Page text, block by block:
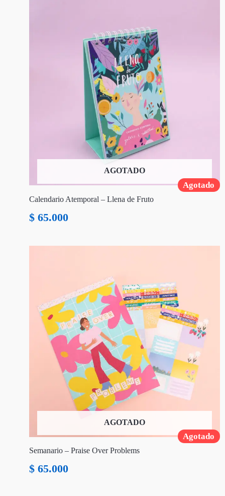
Agotado
AGOTADO
Calendario Atemporal – Llena de Fruto
$ 65.000
Agotado
AGOTADO
Semanario – Praise Over Problems
$ 65.000